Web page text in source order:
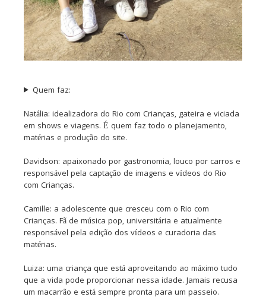
Quem faz:
Natália: idealizadora do Rio com Crianças, gateira e viciada
em shows e viagens. É quem faz todo o planejamento,
matérias e produção do site.
Davidson: apaixonado por gastronomia, louco por carros e
responsável pela captação de imagens e vídeos do Rio
com Crianças.
Camille: a adolescente que cresceu com o Rio com
Crianças. Fã de música pop, universitária e atualmente
responsável pela edição dos vídeos e curadoria das
matérias.
Luiza: uma criança que está aproveitando ao máximo tudo
que a vida pode proporcionar nessa idade. Jamais recusa
um macarrão e está sempre pronta para um passeio.